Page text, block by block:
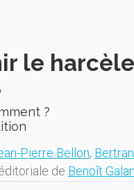
le
?
Pierre Bellon,
de Benoît